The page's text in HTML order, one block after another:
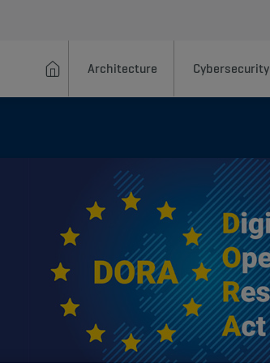
Architecture Cybersecurity